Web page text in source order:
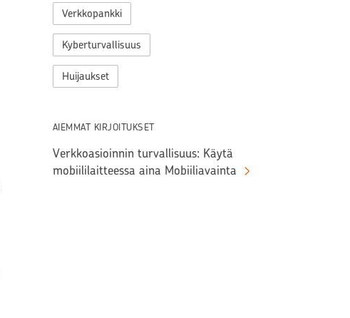
Verkkopankki
Kyberturvallisuus
Huijaukset
AIEMMAT KIRJOITUKSET
Verkkoasioinnin turvallisuus: Käytä
mobiililaitteessa aina Mobiiliavainta